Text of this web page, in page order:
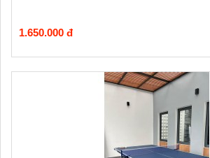
1.650.000 đ